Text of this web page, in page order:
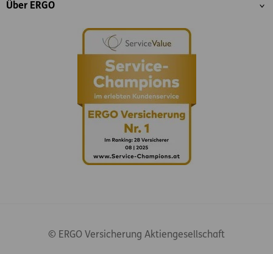
Über ERGO
© ERGO Versicherung Aktiengesellschaft